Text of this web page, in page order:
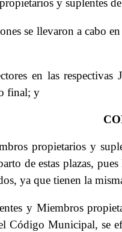
y suplentes
se llevaron a cabo
en las
final; y
propietarios y
de estas plazas,
ya que tienen la
y Miembros
Municipal, se